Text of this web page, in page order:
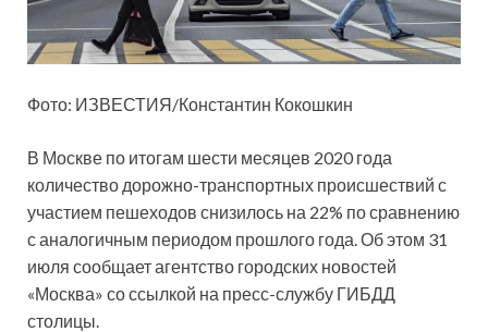
Фото: ИЗВЕСТИЯ/Константин Кокошкин
В Москве по итогам шести месяцев 2020 года
количество дорожно-транспортных происшествий с
участием пешеходов снизилось на 22% по сравнению
с аналогичным периодом прошлого года. Об этом 31
июля сообщает агентство городских новостей
«Москва» со ссылкой на пресс-службу ГИБДД
столицы.